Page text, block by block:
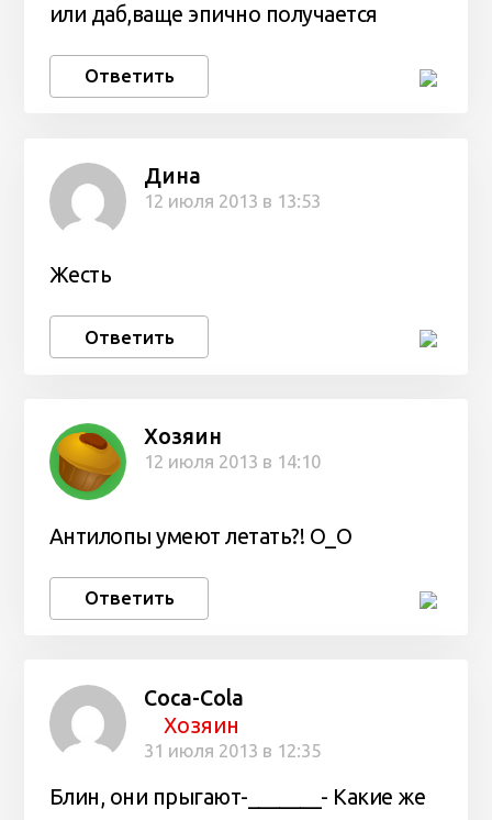
или даб,ваще эпично получается
Ответить
Дина
12 июля 2013 в 13:53
Жесть
Ответить
Хозяин
12 июля 2013 в 14:10
Антилопы умеют летать?! О_О
Ответить
Coca-Cola
Хозяин
31 июля 2013 в 12:35
Блин, они прыгают-_______- Какие же